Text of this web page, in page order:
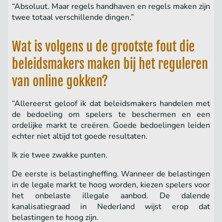
“Absoluut. Maar regels handhaven en regels maken zijn
twee totaal verschillende dingen.”
Wat is volgens u de grootste fout die
beleidsmakers maken bij het reguleren
van online gokken?
“Allereerst geloof ik dat beleidsmakers handelen met
de bedoeling om spelers te beschermen en een
ordelijke markt te creëren. Goede bedoelingen leiden
echter niet altijd tot goede resultaten.
Ik zie twee zwakke punten.
De eerste is belastingheffing. Wanneer de belastingen
in de legale markt te hoog worden, kiezen spelers voor
het onbelaste illegale aanbod. De dalende
kanalisatiegraad in Nederland wijst erop dat
belastingen te hoog zijn.